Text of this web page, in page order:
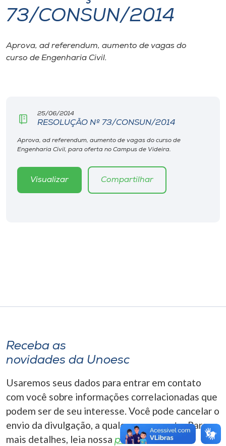
I.nova
Diplomados
CPA
Biblioteca
Editora
A-
73/CONSUN/2014
Aprova, ad referendum, aumento de vagas do
curso de Engenharia Civil.
25/06/2014
RESOLUÇÃO Nº 73/CONSUN/2014
Aprova, ad referendum, aumento de vagas do curso de
Engenharia Civil, para oferta no Campus de Videira.
Visualizar Compartilhar
Receba as
novidades da Unoesc
Usaremos seus dados para entrar em contato
com você sobre informações correlacionadas que
podem ser de seu interesse. Você pode cancelar o
envio da divulgação, a qualquer momento. Para
mais detalhes, leia nossa política de